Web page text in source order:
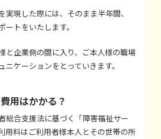
実現した際には、そのまま半年間、
トをいたします。
と企業側の間に入り、ご本人様の職場
ケーションをとっていきます。
用はかかる？
総合支援法に基づく「障害福祉サー
用料はご利用者様本人とその世帯の所